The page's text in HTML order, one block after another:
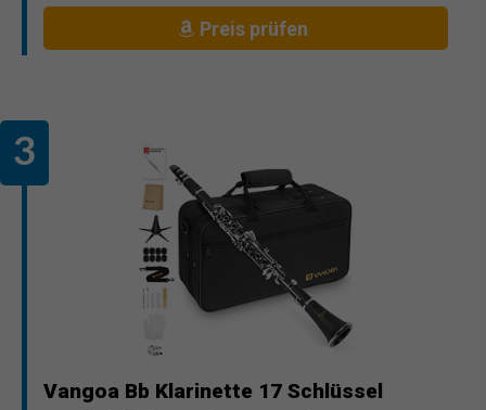
Preis prüfen
Vangoa Bb Klarinette 17 Schlüssel